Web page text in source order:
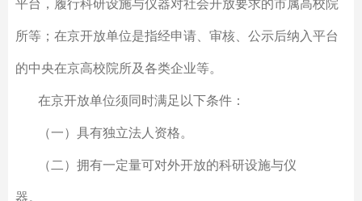
平台，履行科研设施与仪器对社会开放要求的市属高校院
所等；在京开放单位是指经申请、审核、公示后纳入平台
的中央在京高校院所及各类企业等。
在京开放单位须同时满足以下条件：
（一）具有独立法人资格。
（二）拥有一定量可对外开放的科研设施与仪
器。